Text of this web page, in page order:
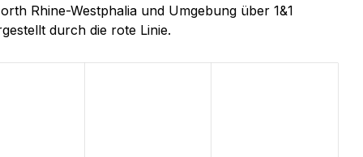
Rhine-Westphalia und Umgebung über 1&1
durch die rote Linie.